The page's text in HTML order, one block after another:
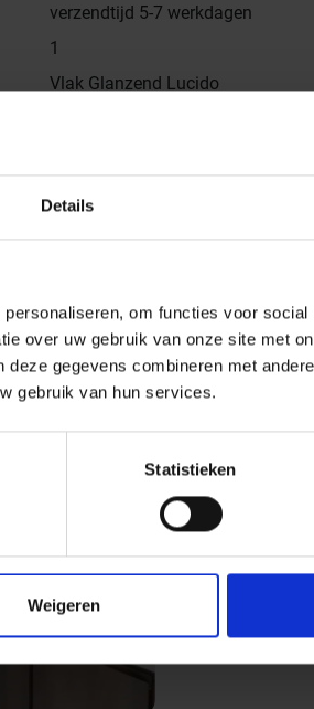
Details
om functies voor
over uw gebruik van onze site met
gegevens combineren met
gebruik van hun services.
Statistieken
Weigeren
verzendtijd 5-7 werkdagen
1
Vlak Glanzend Lucido
Marrakech Zelij - Catalogus
Next